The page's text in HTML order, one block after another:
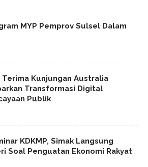
MYP Pemprov Sulsel Dalam
Terima Kunjungan Australia
Transformasi Digital
Publik
KDKMP, Simak Langsung
Soal Penguatan Ekonomi Rakyat